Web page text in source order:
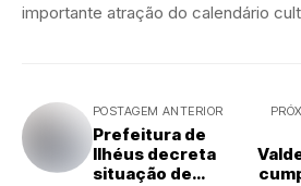
importante atração do calendário
POSTAGEM ANTERIOR
Prefeitura de
Ilhéus decreta
situação de